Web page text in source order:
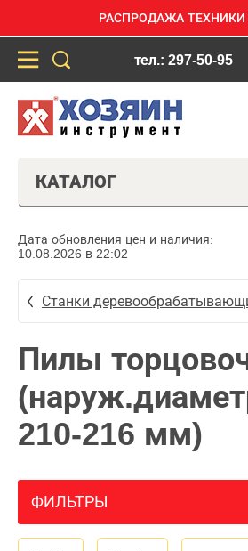
РАСПРОДАЖА ТЕХНИКИ
тел.: 297-50-95
КАТАЛОГ
Дата обновления цен и наличия:
10.08.2026 в 22:02
Станки
Пилы
210-216 мм)
ФИЛЬТРЫ